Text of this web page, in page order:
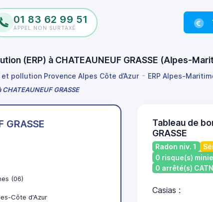
01 83 62 99 51
APPEL NON SURTAXÉ
(ERP) à CHATEAUNEUF GRASSE (Alpes-
pollution Provence Alpes Côte d’Azur ERP Alpes-
GRASSE
GRASSE
(06)
Côte d'Azur
Tableau de
GRASSE
Radon niv. 1
0 risque(s)
0 arrêté(s)
Casias :